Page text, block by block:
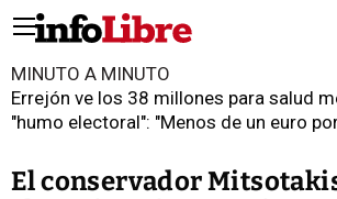
MINUTO A MINUTO
Errejón ve los 38 millones para salud
"humo electoral": "Menos de un euro
El conservador